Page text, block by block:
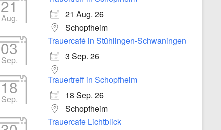
21
Aug.
21 Aug. 26
Schopfheim
03
Sep.
Trauercafé in Stühlingen-Schwaningen
3 Sep. 26
18
Sep.
Trauertreff in Schopfheim
18 Sep. 26
Schopfheim
Trauercafe Lichtblick